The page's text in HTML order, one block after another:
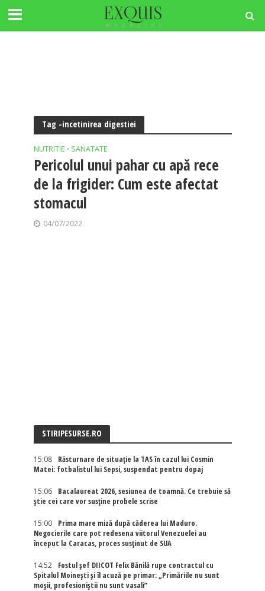
Tag -incetinirea digestiei
NUTRITIE • SANATATE
Pericolul unui pahar cu apă rece
de la frigider: Cum este afectat
stomacul
04/07/2022
STIRIPESURSE.RO
15:08
Răsturnare de situație la TAS în cazul lui Cosmin
Matei: fotbalistul lui Sepsi, suspendat pentru dopaj
15:06
Bacalaureat 2026, sesiunea de toamnă. Ce trebuie să
știe cei care vor susține probele scrise
15:00
Prima mare miză după căderea lui Maduro.
Negocierile care pot redesena viitorul Venezuelei au
început la Caracas, proces susținut de SUA
14:52
Fostul șef DIICOT Felix Bănilă rupe contractul cu
Spitalul Moinești și îl acuză pe primar: „Primăriile nu sunt
moșii, profesioniștii nu sunt vasali”